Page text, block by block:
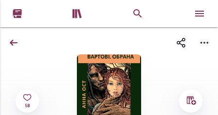
 
58